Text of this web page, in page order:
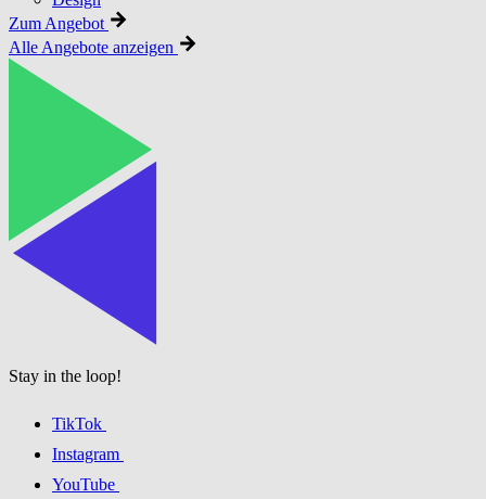
Zum Angebot
Alle Angebote anzeigen
Stay in the loop!
TikTok
Instagram
YouTube